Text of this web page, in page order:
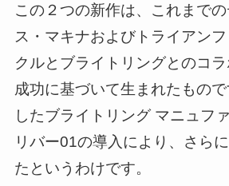
この２つの新作は、これまで
ス・マキナおよびトライアン
クルとブライトリングとのコ
成功に基づいて生まれたもの
したブライトリング マニュフ
リバー01の導入により、さら
たというわけです。